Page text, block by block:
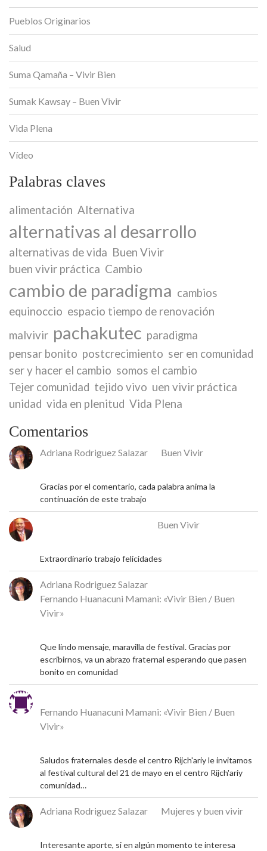
Pueblos Originarios
Salud
Suma Qamaña – Vivir Bien
Sumak Kawsay – Buen Vivir
Vida Plena
Vídeo
Palabras claves
alimentación Alternativa
alternativas al desarrollo
alternativas de vida Buen Vivir
buen vivir práctica Cambio
cambio de paradigma cambios
equinoccio espacio tiempo de renovación
malvivir pachakutec paradigma
pensar bonito postcrecimiento ser en comunidad
ser y hacer el cambio somos el cambio
Tejer comunidad tejido vivo uen vivir práctica
unidad vida en plenitud Vida Plena
Comentarios
Adriana Rodriguez Salazar Buen Vivir
Gracias por el comentario, cada palabra anima la
continuación de este trabajo
Buen Vivir
Extraordinario trabajo felicidades
Adriana Rodriguez Salazar
Fernando Huanacuni Mamani: «Vivir Bien / Buen
Vivir»
Que lindo mensaje, maravilla de festival. Gracias por
escribirnos, va un abrazo fraternal esperando que pasen
bonito en comunidad
Fernando Huanacuni Mamani: «Vivir Bien / Buen
Vivir»
Saludos fraternales desde el centro Rijch'ariy le invitamos
al festival cultural del 21 de mayo en el centro Rijch'ariy
comunidad…
Adriana Rodriguez Salazar Mujeres y buen vivir
Interesante aporte, si en algún momento te interesa